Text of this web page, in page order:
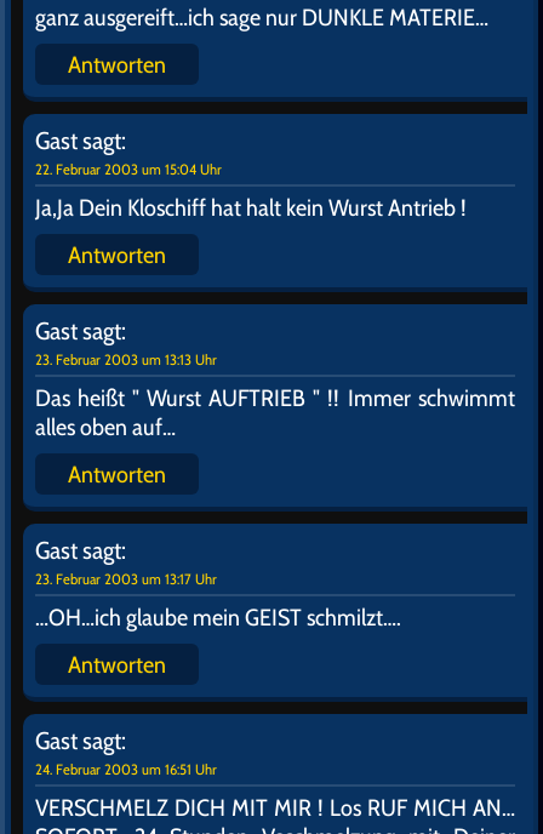
TOLL und DANKE…Was man hier alles lernen kann…
phantastisch..
Aber…ich muß jetzt leider mal kurz weg ! Ich weiß ja
nicht wie die das in STAR TREK machen, aber ich
geh mal auf`n Pott…
Antworten
Gastsagt:
21. Februar 2003 um 17:39 Uhr
Bisse nun fertich ?
Antworten
Gastsagt:
21. Februar 2003 um 17:42 Uhr
So ein Mist. Mein Transporter Chief ist mit dem
Wegbeamen des " Haufens" ein wenig überfordert…
und so wie`s aussieht ist die Technik noch nicht
ganz ausgereift…ich sage nur DUNKLE MATERIE…
Antworten
Gastsagt:
22. Februar 2003 um 15:04 Uhr
Ja,Ja Dein Kloschiff hat halt kein Wurst Antrieb !